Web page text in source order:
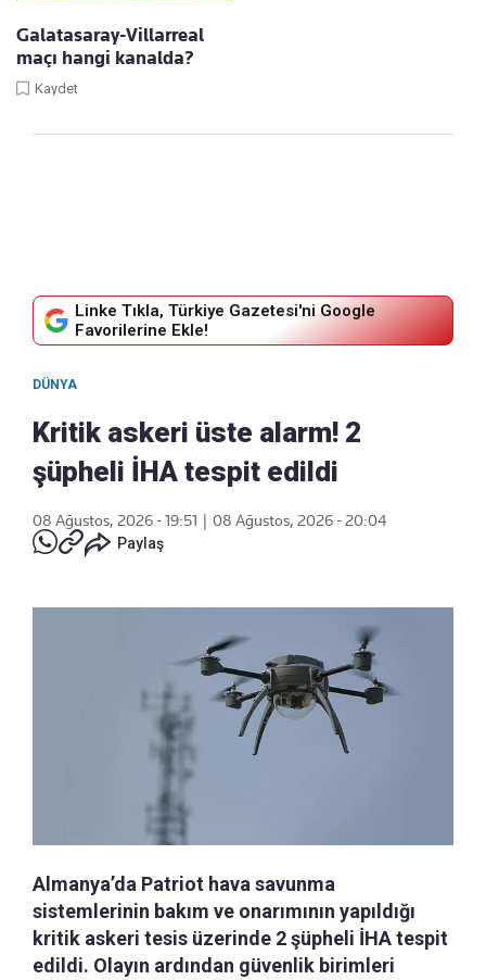
Galatasaray-Villarreal
maçı hangi kanalda?
Kaydet
Linke Tıkla, Türkiye Gazetesi'ni Google
Favorilerine Ekle!
DÜNYA
Kritik askeri üste alarm! 2
şüpheli İHA tespit edildi
08 Ağustos, 2026 - 19:51
08 Ağustos, 2026 - 20:04
Paylaş
Almanya’da Patriot hava savunma
sistemlerinin bakım ve onarımının yapıldığı
kritik askeri tesis üzerinde 2 şüpheli İHA tespit
edildi. Olayın ardından güvenlik birimleri